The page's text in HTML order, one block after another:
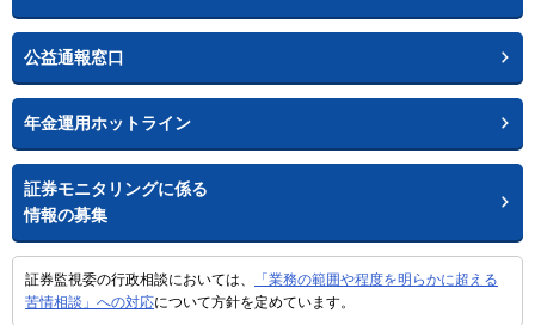
公益通報窓口
年金運用ホットライン
証券モニタリングに係る
情報の募集
証券監視委の行政相談においては、
「業務の範囲や程度を明らかに超える
苦情相談」への対応について方針を定めています。